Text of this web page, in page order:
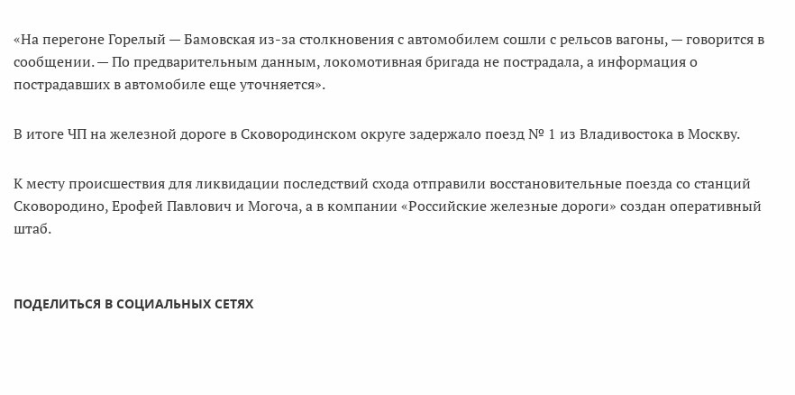
«На перегоне Горелый — Бамовская из-за столкновения с автомобилем сошли с рельсов вагоны, — говорится в
сообщении. — По предварительным данным, локомотивная бригада не пострадала, а информация о
пострадавших в автомобиле еще уточняется».
В итоге ЧП на железной дороге в Сковородинском округе задержало поезд № 1 из Владивостока в Москву.
К месту происшествия для ликвидации последствий схода отправили восстановительные поезда со станций
Сковородино, Ерофей Павлович и Могоча, а в компании «Российские железные дороги» создан оперативный
штаб.
ПОДЕЛИТЬСЯ В СОЦИАЛЬНЫХ СЕТЯХ